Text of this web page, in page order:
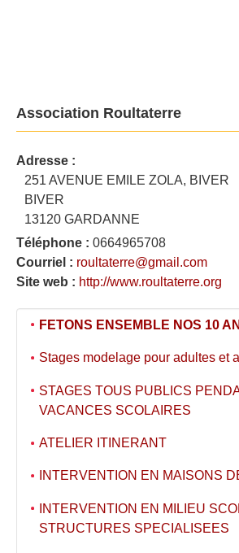
Association Roultaterre
Adresse :
251 AVENUE EMILE ZOLA, BIVER
BIVER
13120 GARDANNE
Téléphone : 0664965708
Courriel : roultaterre@gmail.com
Site web : http://www.roultaterre.org
FETONS ENSEMBLE NOS 10
Stages modelage pour adultes et
STAGES TOUS PUBLICS
VACANCES SCOLAIRES
ATELIER ITINERANT
INTERVENTION EN MAISONS
INTERVENTION EN MILIEU
STRUCTURES SPECIALISEES